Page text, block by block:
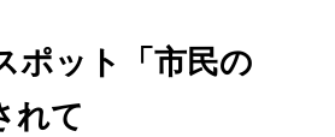
ポット「市民の
れて